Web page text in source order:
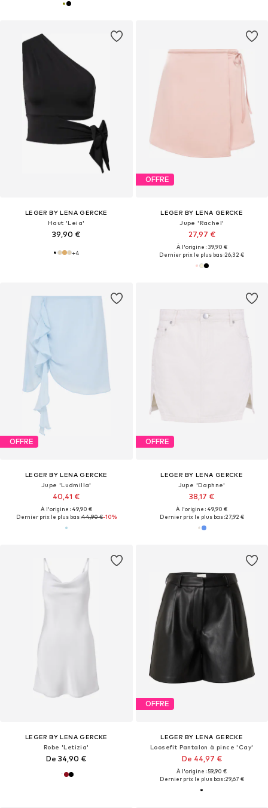
LEGER BY LENA GERCKE
Haut 'Leia'
39,90 €
+4
OFFRE
LEGER BY LENA GERCKE
Jupe 'Rachel'
27,97 €
À l'origine : 39,90 €
Dernier prix le plus bas :26,32 €
OFFRE
LEGER BY LENA GERCKE
Jupe 'Ludmilla'
40,41 €
À l'origine : 49,90 €
Dernier prix le plus bas :44,90 €-10%
OFFRE
LEGER BY LENA GERCKE
Jupe 'Daphne'
38,17 €
À l'origine : 49,90 €
Dernier prix le plus bas :27,92 €
LEGER BY LENA GERCKE
Robe 'Letizia'
De 34,90 €
OFFRE
LEGER BY LENA GERCKE
Loosefit Pantalon à pince 'Cay'
De 44,97 €
À l'origine : 59,90 €
Dernier prix le plus bas :29,67 €